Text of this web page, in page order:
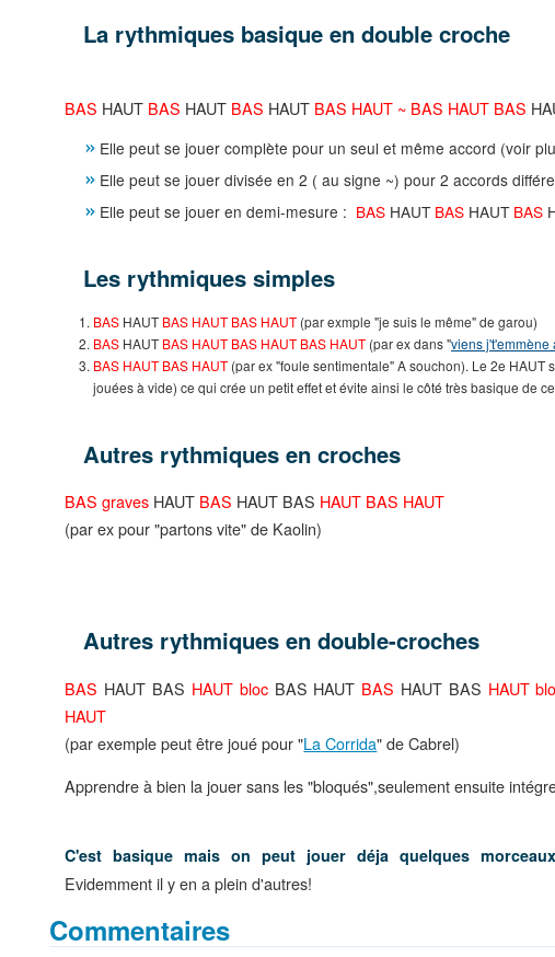
La rythmiques basique en double croche
BAS HAUT BAS HAUT BAS HAUT BAS HAUT ~ BAS HAUT BAS
Elle peut se jouer complète pour un seul et même accord (voir
Elle peut se jouer divisée en 2 ( au signe ~) pour 2 accords
Elle peut se jouer en demi-mesure : BAS HAUTBAS HAUTBAS
Les rythmiques simples
BAS HAUT BAS HAUT BAS HAUT(par exmple "je suis le même" de garou)
BAS HAUT BAS HAUT BAS HAUT BAS HAUT(par ex dans "viens j't'emmène
BAS HAUT BAS HAUT(par ex "foule sentimentale" A souchon). Le 2e HAUT
jouées à vide) ce qui crée un petit effet et évite ainsi le côté très basique de
Autres rythmiques en croches
BAS graves HAUT BAS HAUT BAS HAUT BAS HAUT
(par ex pour "partons vite" de Kaolin)
Autres rythmiques en double-croches
BAS HAUT BAS HAUT bloc BAS HAUT BAS HAUT BAS HAUT
HAUT
(par exemple peut être joué pour "La Corrida" de Cabrel)
Apprendre à bien la jouer sans les "bloqués",seulement ensuite
C'est basique mais on peut jouer déja quelques
Evidemment il y en a plein d'autres!
Commentaires